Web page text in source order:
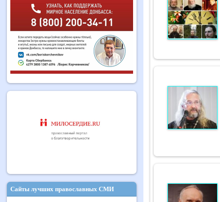
Сайты лучших православных СМИ